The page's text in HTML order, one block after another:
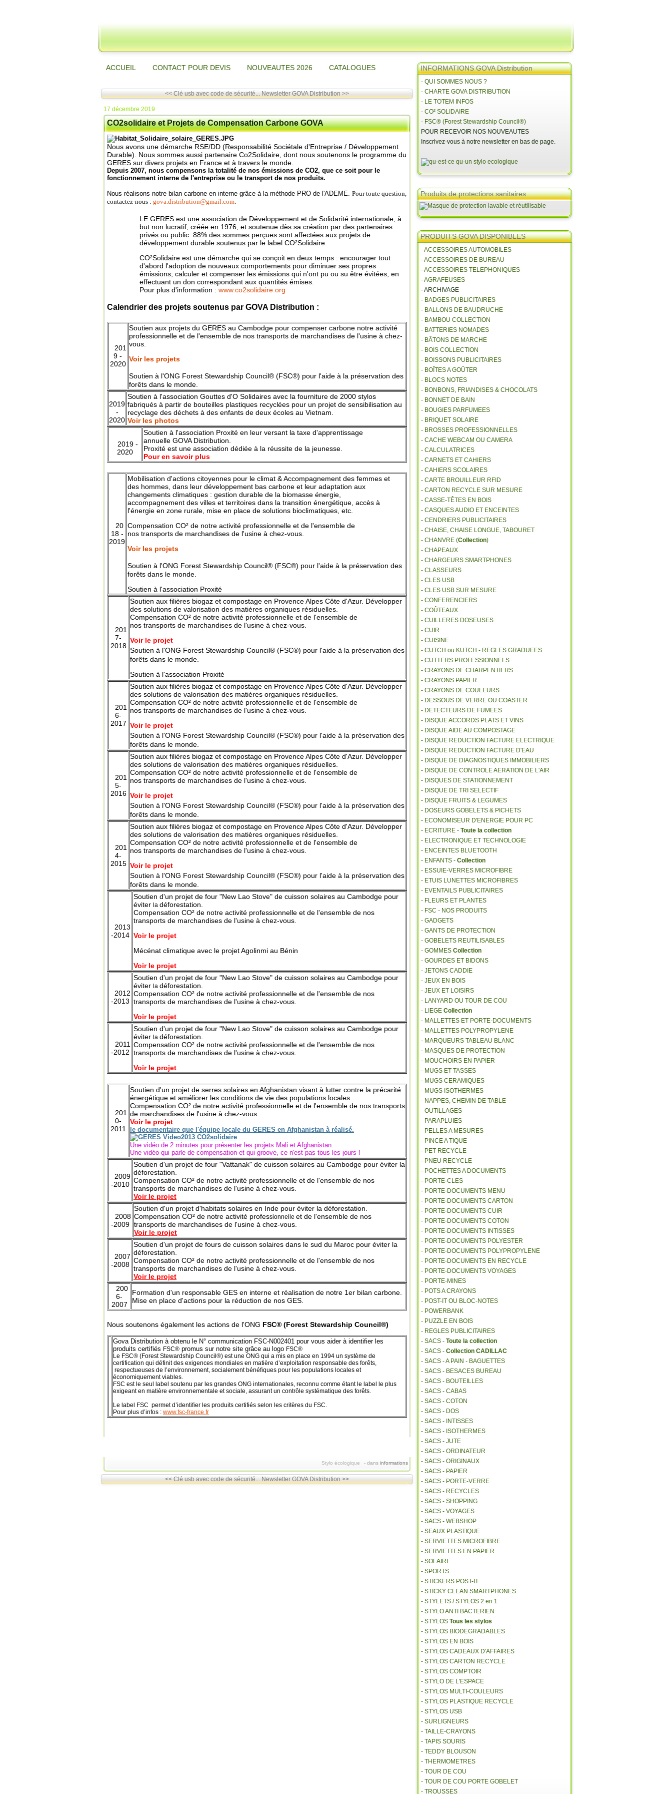
ACCUEIL CONTACT POUR DEVIS NOUVEAUTES 2026 CATALOGUES
<< Clé usb avec code de sécurité... Newsletter GOVA Distribution >>
17 décembre 2019
CO2solidaire et Projets de Compensation Carbone GOVA
Nous avons une démarche RSE/DD (Responsabilité Sociétale d'Entreprise / Développement
Durable). Nous sommes aussi partenaire Co2Solidaire, dont nous soutenons le programme du
GERES sur divers projets en France et à travers le monde.
Depuis 2007, nous compensons la totalité de nos émissions de CO2, que ce soit pour le
fonctionnement interne de l'entreprise ou le transport de nos produits.
Nous réalisons notre bilan carbone en interne grâce à la méthode PRO de l'ADEME. Pour toute question,
contactez-nous : gova.distribution@gmail.com.
LE GERES est une association de Développement et de Solidarité internationale, à
but non lucratif, créée en 1976, et soutenue dès sa création par des partenaires
privés ou public. 88% des sommes perçues sont affectées aux projets de
développement durable soutenus par le label CO²Solidaire.
CO²Solidaire est une démarche qui se conçoit en deux temps : encourager tout
d'abord l'adoption de nouveaux comportements pour diminuer ses propres
émissions; calculer et compenser les émissions qui n'ont pu ou su être évitées, en
effectuant un don correspondant aux quantités émises.
Pour plus d'information : www.co2solidaire.org
Calendrier des projets soutenus par GOVA Distribution :
201
9 -
2020
Soutien aux projets du GERES au Cambodge pour compenser carbone notre activité
professionnelle et de l'ensemble de nos transports de marchandises de l'usine à chez-
vous.
Voir les projets
Soutien à l'ONG Forest Stewardship Council® (FSC®) pour l'aide à la préservation des
forêts dans le monde.
2019
-
2020
Soutien à l'association Gouttes d'O Solidaires avec la fourniture de 2000 stylos
fabriqués à partir de bouteilles plastiques recyclées pour un projet de sensibilisation au
recyclage des déchets à des enfants de deux écoles au Vietnam.
Voir les photos
2019 -
2020
Soutien à l'association Proxité en leur versant la taxe d'apprentissage
annuelle GOVA Distribution.
Proxité est une association dédiée à la réussite de la jeunesse.
Pour en savoir plus
20
18 -
2019
Mobilisation d'actions citoyennes pour le climat & Accompagnement des femmes et
des hommes, dans leur développement bas carbone et leur adaptation aux
changements climatiques : gestion durable de la biomasse énergie,
accompagnement des villes et territoires dans la transition énergétique, accès à
l'énergie en zone rurale, mise en place de solutions bioclimatiques, etc.
Compensation CO² de notre activité professionnelle et de l'ensemble de
nos transports de marchandises de l'usine à chez-vous.
Voir les projets
Soutien à l'ONG Forest Stewardship Council® (FSC®) pour l'aide à la préservation des
forêts dans le monde.
Soutien à l'association Proxité
201
7-
2018
Soutien aux filières biogaz et compostage en Provence Alpes Côte d'Azur. Développer
des solutions de valorisation des matières organiques résiduelles
Compensation CO² de notre activité professionnelle et de l'ensemble de
nos transports de marchandises de l'usine à chez-vous.
Voir le projet
Soutien à l'ONG Forest Stewardship Council® (FSC®) pour l'aide à la préservation des
forêts dans le monde.
Soutien à l'association Proxité
201
6-
2017
Soutien aux filières biogaz et compostage en Provence Alpes Côte d'Azur. Développer
des solutions de valorisation des matières organiques résiduelles
Compensation CO² de notre activité professionnelle et de l'ensemble de
nos transports de marchandises de l'usine à chez-vous.
Voir le projet
Soutien à l'ONG Forest Stewardship Council® (FSC®) pour l'aide à la préservation des
forêts dans le monde.
201
5-
2016
Soutien aux filières biogaz et compostage en Provence Alpes Côte d'Azur. Développer
des solutions de valorisation des matières organiques résiduelles
Compensation CO² de notre activité professionnelle et de l'ensemble de
nos transports de marchandises de l'usine à chez-vous.
Voir le projet
Soutien à l'ONG Forest Stewardship Council® (FSC®) pour l'aide à la préservation des
forêts dans le monde.
201
4-
2015
Soutien aux filières biogaz et compostage en Provence Alpes Côte d'Azur. Développer
des solutions de valorisation des matières organiques résiduelles
Compensation CO² de notre activité professionnelle et de l'ensemble de
nos transports de marchandises de l'usine à chez-vous.
Voir le projet
Soutien à l'ONG Forest Stewardship Council® (FSC®) pour l'aide à la préservation des
forêts dans le monde.
2013
-2014
Soutien d'un projet de four "New Lao Stove" de cuisson solaires au Cambodge pour
éviter la déforestation.
Compensation CO² de notre activité professionnelle et de l'ensemble de nos
transports de marchandises de l'usine à chez-vous.
Voir le projet
Mécénat climatique avec le projet Agolinmi au Bénin
Voir le projet
2012
-2013
Soutien d'un projet de four "New Lao Stove" de cuisson solaires au Cambodge pour
éviter la déforestation.
Compensation CO² de notre activité professionnelle et de l'ensemble de nos
transports de marchandises de l'usine à chez-vous.
Voir le projet
2011
-2012
Soutien d'un projet de four "New Lao Stove" de cuisson solaires au Cambodge pour
éviter la déforestation.
Compensation CO² de notre activité professionnelle et de l'ensemble de nos
transports de marchandises de l'usine à chez-vous.
Voir le projet
201
0-
2011
Soutien d'un projet de serres solaires en Afghanistan visant à lutter contre la précarité
énergétique et améliorer les conditions de vie des populations locales.
Compensation CO² de notre activité professionnelle et de l'ensemble de nos transports
de marchandises de l'usine à chez-vous.
Voir le projet
le documentaire que l'équipe locale du GERES en Afghanistan à réalisé.
Une vidéo de 2 minutes pour présenter les projets Mali et Afghanistan.
Une vidéo qui parle de compensation et qui groove, ce n'est pas tous les jours !
2009
-2010
Soutien d'un projet de four "Vattanak" de cuisson solaires au Cambodge pour éviter la
déforestation.
Compensation CO² de notre activité professionnelle et de l'ensemble de nos
transports de marchandises de l'usine à chez-vous.
Voir le projet
2008
-2009
Soutien d'un projet d'habitats solaires en Inde pour éviter la déforestation.
Compensation CO² de notre activité professionnelle et de l'ensemble de nos
transports de marchandises de l'usine à chez-vous.
Voir le projet
2007
-2008
Soutien d'un projet de fours de cuisson solaires dans le sud du Maroc pour éviter la
déforestation.
Compensation CO² de notre activité professionnelle et de l'ensemble de nos
transports de marchandises de l'usine à chez-vous.
Voir le projet
200
6-
2007
Formation d'un responsable GES en interne et réalisation de notre 1er bilan carbone.
Mise en place d'actions pour la réduction de nos GES.
Nous soutenons également les actions de l'ONG FSC® (Forest Stewardship Council®)
Gova Distribution à obtenu le N° communication FSC-N002401 pour vous aider à identifier les
produits certifiés FSC® promus sur notre site grâce au logo FSC®
Le FSC® (Forest Stewardship Council®) est une ONG qui a mis en place en 1994 un système de
certification qui définit des exigences mondiales en matière d’exploitation responsable des forêts,
respectueuses de l’environnement, socialement bénéfiques pour les populations locales et
économiquement viables.
FSC est le seul label soutenu par les grandes ONG internationales, reconnu comme étant le label le plus
exigeant en matière environnementale et sociale, assurant un contrôle systématique des forêts.
Le label FSC permet d’identifier les produits certifiés selon les critères du FSC.
Pour plus d’infos : www.fsc-france.fr
Stylo écologique - dans informations
<< Clé usb avec code de sécurité... Newsletter GOVA Distribution >>
INFORMATIONS GOVA Distribution
- QUI SOMMES NOUS ?
- CHARTE GOVA DISTRIBUTION
- LE TOTEM INFOS
- CO² SOLIDAIRE
- FSC® (Forest Stewardship Council®)
POUR RECEVOIR NOS NOUVEAUTES
Inscrivez-vous à notre newsletter en bas de page.
Produits de protections sanitaires
PRODUITS GOVA DISPONIBLES
- ACCESSOIRES AUTOMOBILES
- ACCESSOIRES DE BUREAU
- ACCESSOIRES TELEPHONIQUES
- AGRAFEUSES
- ARCHIVAGE
- BADGES PUBLICITAIRES
- BALLONS DE BAUDRUCHE
- BAMBOU COLLECTION
- BATTERIES NOMADES
- BÂTONS DE MARCHE
- BOIS COLLECTION
- BOISSONS PUBLICITAIRES
- BOÎTES A GOÛTER
- BLOCS NOTES
- BONBONS, FRIANDISES & CHOCOLATS
- BONNET DE BAIN
- BOUGIES PARFUMEES
- BRIQUET SOLAIRE
- BROSSES PROFESSIONNELLES
- CACHE WEBCAM OU CAMERA
- CALCULATRICES
- CARNETS ET CAHIERS
- CAHIERS SCOLAIRES
- CARTE BROUILLEUR RFID
- CARTON RECYCLE SUR MESURE
- CASSE-TÊTES EN BOIS
- CASQUES AUDIO ET ENCEINTES
- CENDRIERS PUBLICITAIRES
- CHAISE, CHAISE LONGUE, TABOURET
- CHANVRE (Collection)
- CHAPEAUX
- CHARGEURS SMARTPHONES
- CLASSEURS
- CLES USB
- CLES USB SUR MESURE
- CONFERENCIERS
- COÛTEAUX
- CUILLERES DOSEUSES
- CUIR
- CUISINE
- CUTCH ou KUTCH - REGLES GRADUEES
- CUTTERS PROFESSIONNELS
- CRAYONS DE CHARPENTIERS
- CRAYONS PAPIER
- CRAYONS DE COULEURS
- DESSOUS DE VERRE OU COASTER
- DETECTEURS DE FUMEES
- DISQUE ACCORDS PLATS ET VINS
- DISQUE AIDE AU COMPOSTAGE
- DISQUE REDUCTION FACTURE ELECTRIQUE
- DISQUE REDUCTION FACTURE D'EAU
- DISQUE DE DIAGNOSTIQUES IMMOBILIERS
- DISQUE DE CONTROLE AERATION DE L'AIR
- DISQUES DE STATIONNEMENT
- DISQUE DE TRI SELECTIF
- DISQUE FRUITS & LEGUMES
- DOSEURS GOBELETS & PICHETS
- ECONOMISEUR D'ENERGIE POUR PC
- ECRITURE - Toute la collection
- ELECTRONIQUE ET TECHNOLOGIE
- ENCEINTES BLUETOOTH
- ENFANTS - Collection
- ESSUIE-VERRES MICROFIBRE
- ETUIS LUNETTES MICROFIBRES
- EVENTAILS PUBLICITAIRES
- FLEURS ET PLANTES
- FSC - NOS PRODUITS
- GADGETS
- GANTS DE PROTECTION
- GOBELETS REUTILISABLES
- GOMMES Collection
- GOURDES ET BIDONS
- JETONS CADDIE
- JEUX EN BOIS
- JEUX ET LOISIRS
- LANYARD OU TOUR DE COU
- LIEGE Collection
- MALLETTES ET PORTE-DOCUMENTS
- MALLETTES POLYPROPYLENE
- MARQUEURS TABLEAU BLANC
- MASQUES DE PROTECTION
- MOUCHOIRS EN PAPIER
- MUGS ET TASSES
- MUGS CERAMIQUES
- MUGS ISOTHERMES
- NAPPES, CHEMIN DE TABLE
- OUTILLAGES
- PARAPLUIES
- PELLES A MESURES
- PINCE A TIQUE
- PET RECYCLE
- PNEU RECYCLE
- POCHETTES A DOCUMENTS
- PORTE-CLES
- PORTE-DOCUMENTS MENU
- PORTE-DOCUMENTS CARTON
- PORTE-DOCUMENTS CUIR
- PORTE-DOCUMENTS COTON
- PORTE-DOCUMENTS INTISSES
- PORTE-DOCUMENTS POLYESTER
- PORTE-DOCUMENTS POLYPROPYLENE
- PORTE-DOCUMENTS EN RECYCLE
- PORTE-DOCUMENTS VOYAGES
- PORTE-MINES
- POTS A CRAYONS
- POST-IT OU BLOC-NOTES
- POWERBANK
- PUZZLE EN BOIS
- REGLES PUBLICITAIRES
- SACS - Toute la collection
- SACS - Collection CADILLAC
- SACS - A PAIN - BAGUETTES
- SACS - BESACES BUREAU
- SACS - BOUTEILLES
- SACS - CABAS
- SACS - COTON
- SACS - DOS
- SACS - INTISSES
- SACS - ISOTHERMES
- SACS - JUTE
- SACS - ORDINATEUR
- SACS - ORIGINAUX
- SACS - PAPIER
- SACS - PORTE-VERRE
- SACS - RECYCLES
- SACS - SHOPPING
- SACS - VOYAGES
- SACS - WEBSHOP
- SEAUX PLASTIQUE
- SERVIETTES MICROFIBRE
- SERVIETTES EN PAPIER
- SOLAIRE
- SPORTS
- STICKERS POST-IT
- STICKY CLEAN SMARTPHONES
- STYLETS / STYLOS 2 en 1
- STYLO ANTI BACTERIEN
- STYLOS Tous les stylos
- STYLOS BIODEGRADABLES
- STYLOS EN BOIS
- STYLOS CADEAUX D'AFFAIRES
- STYLOS CARTON RECYCLE
- STYLOS COMPTOIR
- STYLO DE L'ESPACE
- STYLOS MULTI-COULEURS
- STYLOS PLASTIQUE RECYCLE
- STYLOS USB
- SURLIGNEURS
- TAILLE-CRAYONS
- TAPIS SOURIS
- TEDDY BLOUSON
- THERMOMETRES
- TOUR DE COU
- TOUR DE COU PORTE GOBELET
- TROUSSES